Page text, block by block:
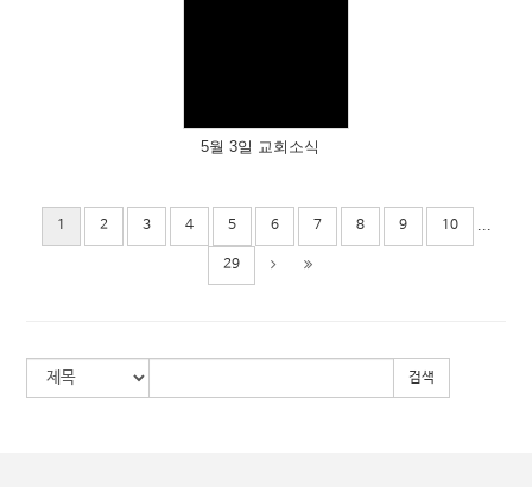
5월 3일 교회소식
1 2 3 4 5 6 7 8 9 10 ...
29
검색